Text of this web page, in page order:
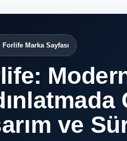
Forlife Marka Sayfası
ve